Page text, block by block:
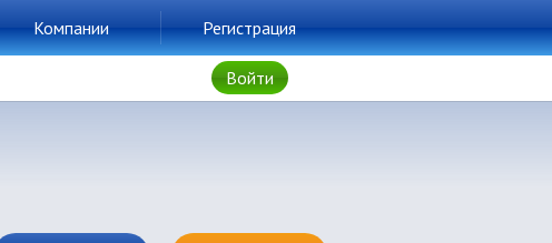
Компании Регистрация
Войти